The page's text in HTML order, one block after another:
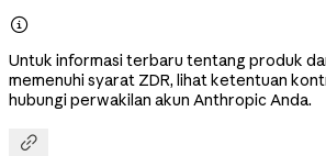

Untuk informasi terbaru tentang produk
memenuhi syarat ZDR, lihat ketentuan
hubungi perwakilan akun Anthropic Anda.
